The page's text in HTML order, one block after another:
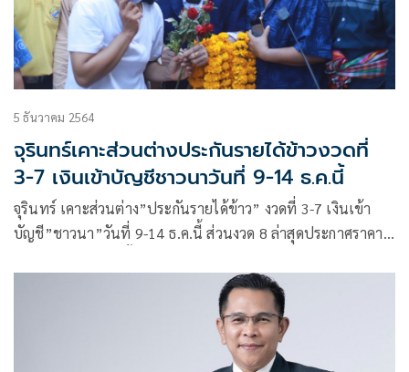
5 ธันวาคม 2564
จุรินทร์เคาะส่วนต่างประกันรายได้ข้าวงวดที่
3-7 เงินเข้าบัญชีชาวนาวันที่ 9-14 ธ.ค.นี้
จุรินทร์ เคาะส่วนต่าง”ประกันรายได้ข้าว” งวดที่ 3-7 เงินเข้า
บัญชี”ชาวนา”วันที่ 9-14 ธ.ค.นี้ ส่วนงวด 8 ล่าสุดประกาศราคา
“ข้าวเปลือกเหนียว” ธ.ก.ส.จะกดส่งเงินตามไปติดๆ